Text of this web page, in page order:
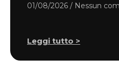
01/08/2026 Nessun
Leggi tutto >